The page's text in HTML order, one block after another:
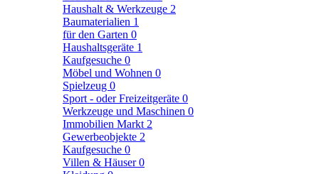
Haushalt & Werkzeuge 2
Baumaterialien 1
für den Garten 0
Haushaltsgeräte 1
Kaufgesuche 0
Möbel und Wohnen 0
Spielzeug 0
Sport - oder Freizeitgeräte 0
Werkzeuge und Maschinen 0
Immobilien Markt 2
Gewerbeobjekte 2
Kaufgesuche 0
Villen & Häuser0